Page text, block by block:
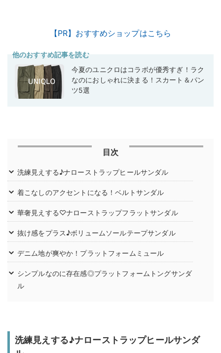
【PR】おすすめショップはこちら
他のおすすめ記事を読む
今夏のユニクロはコラボが優秀すぎ！ラク
なのにおしゃれに決まる！スカート＆パン
ツ5選
目次
洗練見えする♪ナローストラップヒールサンダル
着こなしのアクセントになる！ベルトサンダル
華奢見えする♡ナローストラップフラットサンダル
抜け感をプラス♪ボリュームソールテープサンダル
デニム地が爽やか！プラットフォームミュール
シンプルなのに存在感◎プラットフォームトングサンダ
ル
洗練見えする♪ナローストラップヒールサンダ